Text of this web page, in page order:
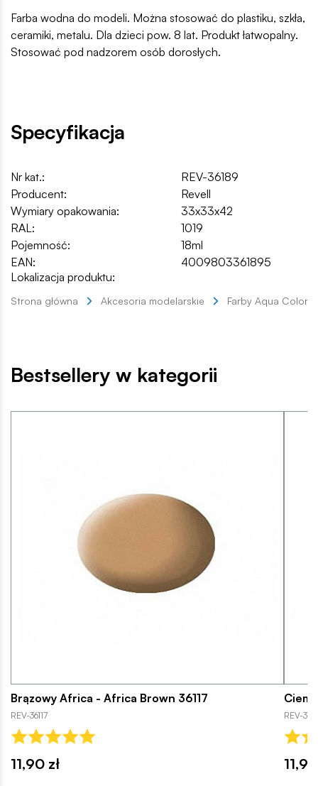
Farba wodna do modeli. Można stosować do plastiku, szkła,
ceramiki, metalu. Dla dzieci pow. 8 lat. Produkt łatwopalny.
Stosować pod nadzorem osób dorosłych.
Specyfikacja
Nr kat.:
REV-36189
Producent:
Revell
Wymiary opakowania:
33x33x42
RAL:
1019
Pojemność:
18ml
EAN:
4009803361895
Lokalizacja produktu:
Strona główna Akcesoria modelarskie Farby Aqua Color
Bestsellery w kategorii
Brązowy Africa - Africa Brown 36117
REV-36117
11,90 zł
REV-